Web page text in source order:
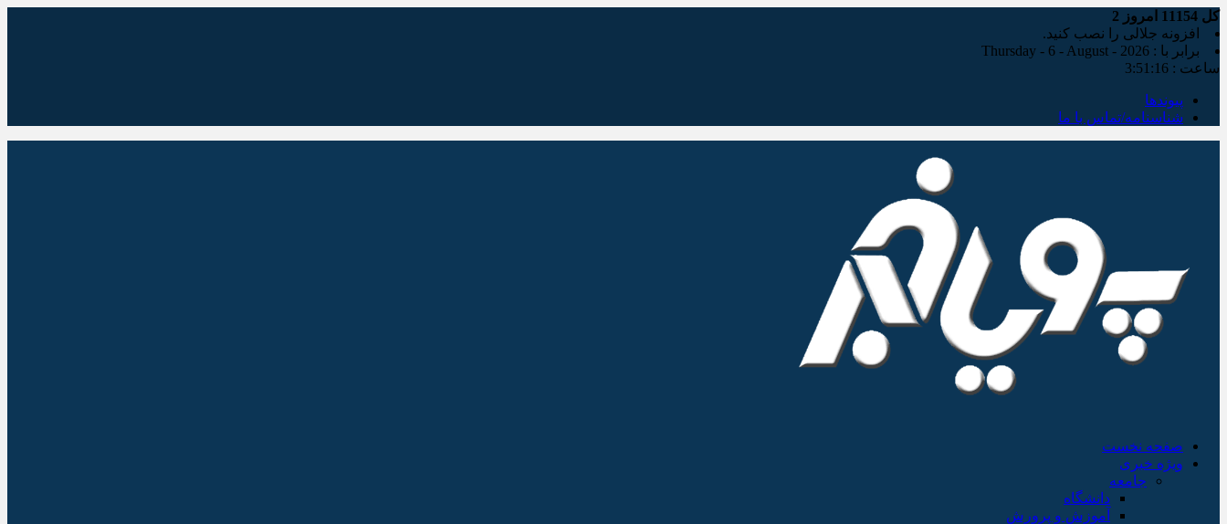
کل امروز 2
افزونه جلالی را نصب کنید.
برابر با : Thursday - 6 - August - 2026
ساعت : 3:51:17
پیوندها
شناسنامه/تماس با ما
صفحه نخست
ویژه خبری
جامعه
دانشگاه
آموزش و پرورش